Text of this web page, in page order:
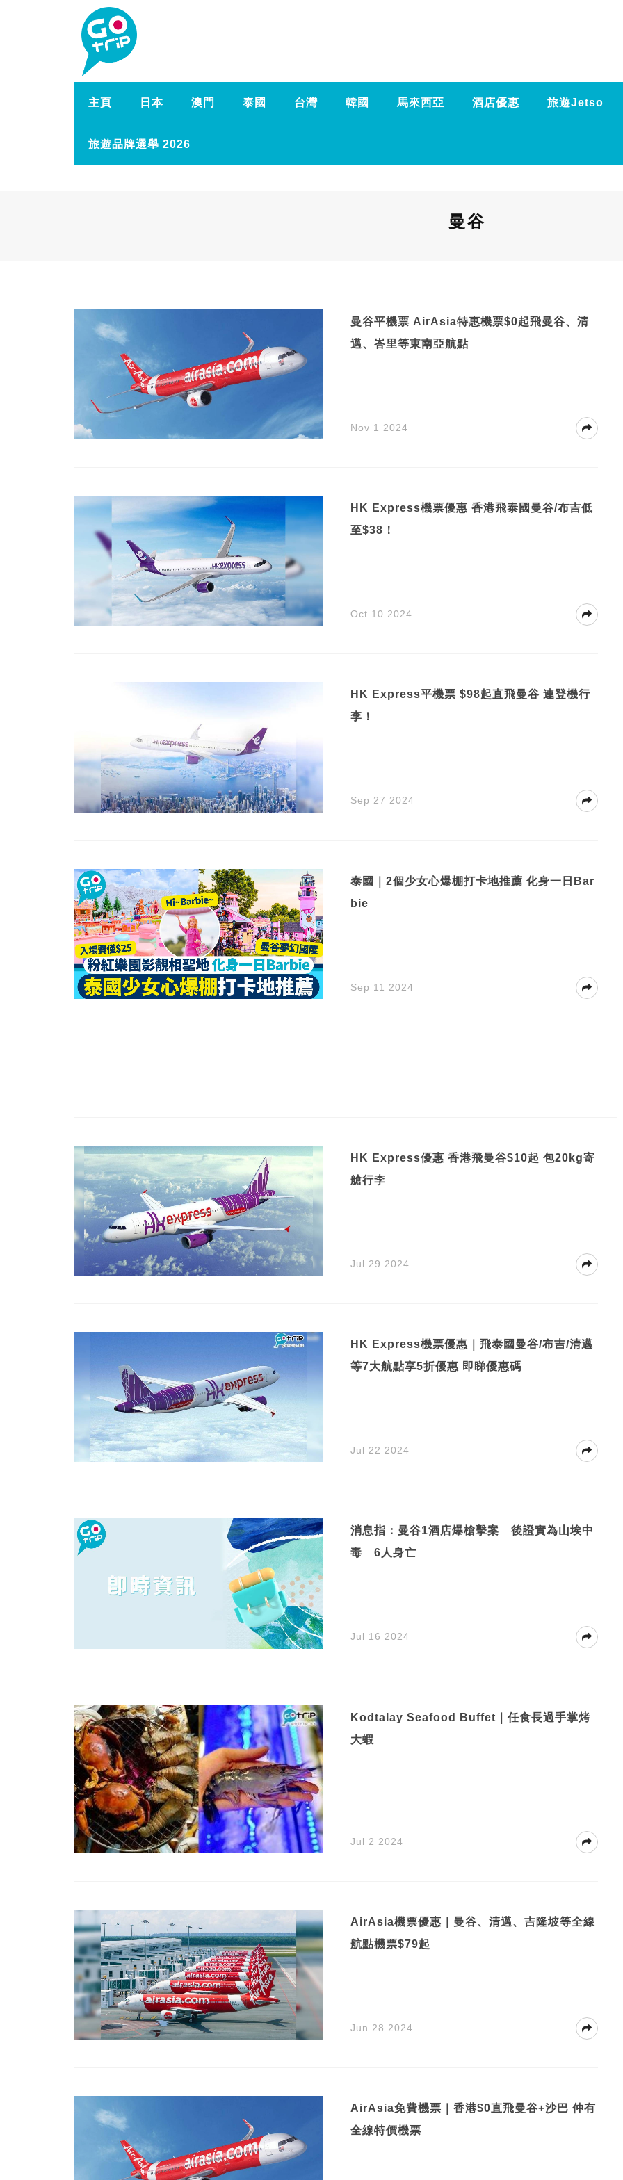
主頁 日本 澳門 泰國 台灣 韓國 馬來西亞 酒店優惠 旅遊Jetso
旅遊品牌選舉 2026
曼谷
曼谷平機票 AirAsia特惠機票$0起飛曼谷、清
邁、峇里等東南亞航點
Nov 1 2024
HK Express機票優惠 香港飛泰國曼谷/布吉低
至$38！
Oct 10 2024
HK Express平機票 $98起直飛曼谷 連登機行
李！
Sep 27 2024
泰國｜2個少女心爆棚打卡地推薦 化身一日Bar
bie
Sep 11 2024
HK Express優惠 香港飛曼谷$10起 包20kg寄
艙行李
Jul 29 2024
HK Express機票優惠｜飛泰國曼谷/布吉/清邁
等7大航點享5折優惠 即睇優惠碼
Jul 22 2024
消息指：曼谷1酒店爆槍擊案 後證實為山埃中
毒 6人身亡
Jul 16 2024
Kodtalay Seafood Buffet｜任食長過手掌烤
大蝦
Jul 2 2024
AirAsia機票優惠｜曼谷、清邁、吉隆坡等全線
航點機票$79起
Jun 28 2024
AirAsia免費機票｜香港$0直飛曼谷+沙巴 仲有
全線特價機票